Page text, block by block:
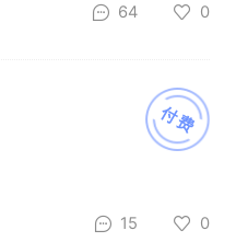
64 0
付费
15 0